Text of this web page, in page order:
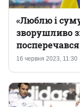
16 червня 2023, 11:30
«Люблю і
зворушливо